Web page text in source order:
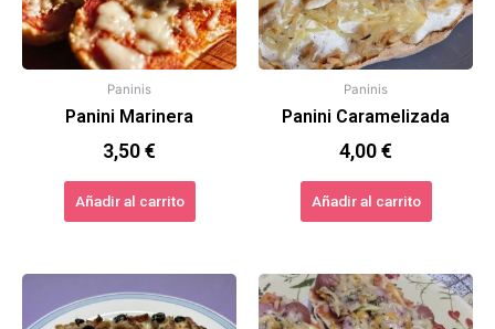
Paninis
Panini Marinera
3,50€
Añadir al carrito
Paninis
Panini Caramelizada
4,00€
Añadir al carrito